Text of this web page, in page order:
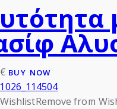
€ BUY NOW
Remove from